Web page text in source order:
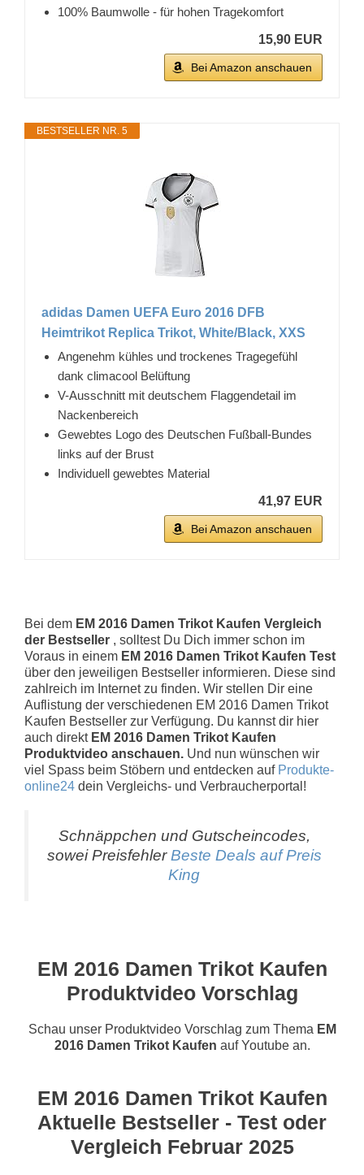
100% Baumwolle - für hohen Tragekomfort
15,90 EUR
Bei Amazon anschauen
BESTSELLER NR. 5
adidas Damen UEFA Euro 2016 DFB
Heimtrikot Replica Trikot, White/Black, XXS
Angenehm kühles und trockenes Tragegefühl
dank climacool Belüftung
V-Ausschnitt mit deutschem Flaggendetail im
Nackenbereich
Gewebtes Logo des Deutschen Fußball-Bundes
links auf der Brust
Individuell gewebtes Material
41,97 EUR
Bei Amazon anschauen
Bei dem EM 2016 Damen Trikot Kaufen Vergleich
der Bestseller , solltest Du Dich immer schon im
Voraus in einem EM 2016 Damen Trikot Kaufen Test
über den jeweiligen Bestseller informieren. Diese sind
zahlreich im Internet zu finden. Wir stellen Dir eine
Auflistung der verschiedenen EM 2016 Damen Trikot
Kaufen Bestseller zur Verfügung. Du kannst dir hier
auch direkt EM 2016 Damen Trikot Kaufen
Produktvideo anschauen. Und nun wünschen wir
viel Spass beim Stöbern und entdecken auf Produkte-
online24 dein Vergleichs- und Verbraucherportal!
Schnäppchen und Gutscheincodes,
sowei Preisfehler Beste Deals auf Preis
King
EM 2016 Damen Trikot Kaufen
Produktvideo Vorschlag
Schau unser Produktvideo Vorschlag zum Thema EM
2016 Damen Trikot Kaufen auf Youtube an.
EM 2016 Damen Trikot Kaufen
Aktuelle Bestseller - Test oder
Vergleich Februar 2025